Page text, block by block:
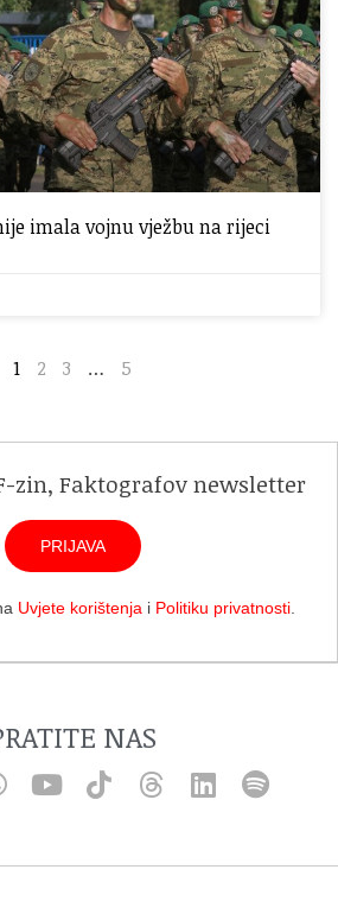
imala vojnu vježbu na rijeci
1 2 3 … 5
zin, Faktografov newsletter
PRIJAVA
Uvjete korištenja i Politiku privatnosti.
NAS